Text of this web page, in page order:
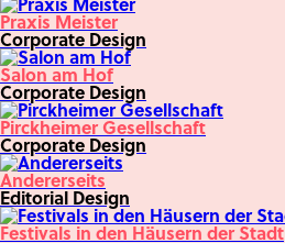
Praxis Meister
Corporate Design
Salon am Hof
Corporate Design
Pirckheimer Gesellschaft
Corporate Design
Andererseits
Editorial Design
Festivals in den Häusern der Stadt